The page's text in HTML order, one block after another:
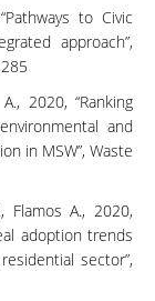
to Civic
approach”,
2020, “Ranking
and
in MSW”, Waste
Flamos A., 2020,
adoption trends
sector”,